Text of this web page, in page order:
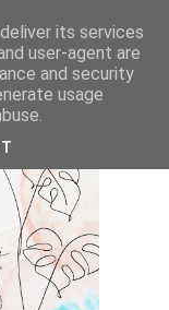
its services
user-agent are
and security
usage